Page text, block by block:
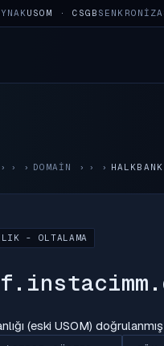
USOM · CSGB
› DOMAIN ›
- OLTALAMA
(eski USOM)